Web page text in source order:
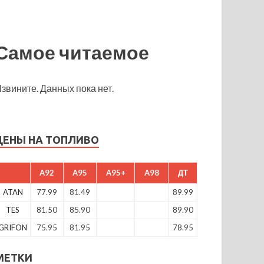
читаемое
Данных пока нет.
НА ТОПЛИВО
A92 A95 A95+ A98 ДТ
ATAN 77.99 81.49
89.99
TES
81.50 85.90
89.90
75.95 81.95 78.95